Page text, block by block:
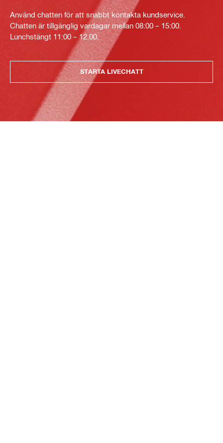
Använd chatten för att snabbt kontakta kundservice.
Chatten är tillgänglig vardagar mellan 08:00 – 15:00.
Lunchstängt 11:00 – 12.00.
STARTA LIVECHATT